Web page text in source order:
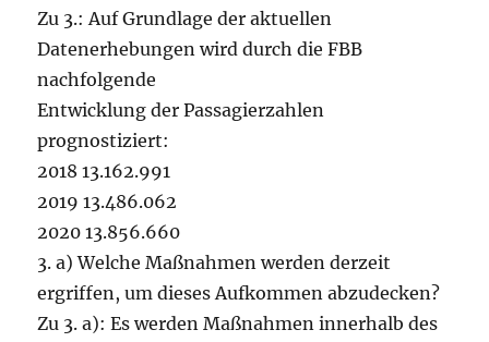
Zu 3.: Auf Grundlage der aktuellen
Datenerhebungen wird durch die FBB
nachfolgende
Entwicklung der Passagierzahlen
prognostiziert:
2018 13.162.991
2019 13.486.062
2020 13.856.660
3. a) Welche Maßnahmen werden derzeit
ergriffen, um dieses Aufkommen abzudecken?
Zu 3. a): Es werden Maßnahmen innerhalb des